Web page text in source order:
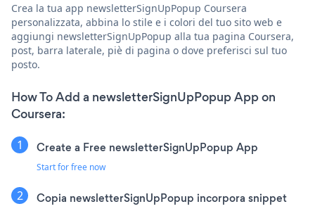
Crea la tua app newsletterSignUpPopup Coursera
personalizzata, abbina lo stile e i colori del tuo sito web e
aggiungi newsletterSignUpPopup alla tua pagina Coursera,
post, barra laterale, piè di pagina o dove preferisci sul tuo
posto.
How To Add a newsletterSignUpPopup App on
Coursera:
Create a Free newsletterSignUpPopup App
Start for free now
Copia newsletterSignUpPopup incorpora snippet